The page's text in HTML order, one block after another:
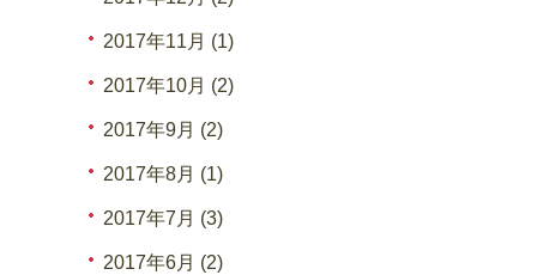
2017年11月 (1)
2017年10月 (2)
2017年9月 (2)
2017年8月 (1)
2017年7月 (3)
2017年6月 (2)